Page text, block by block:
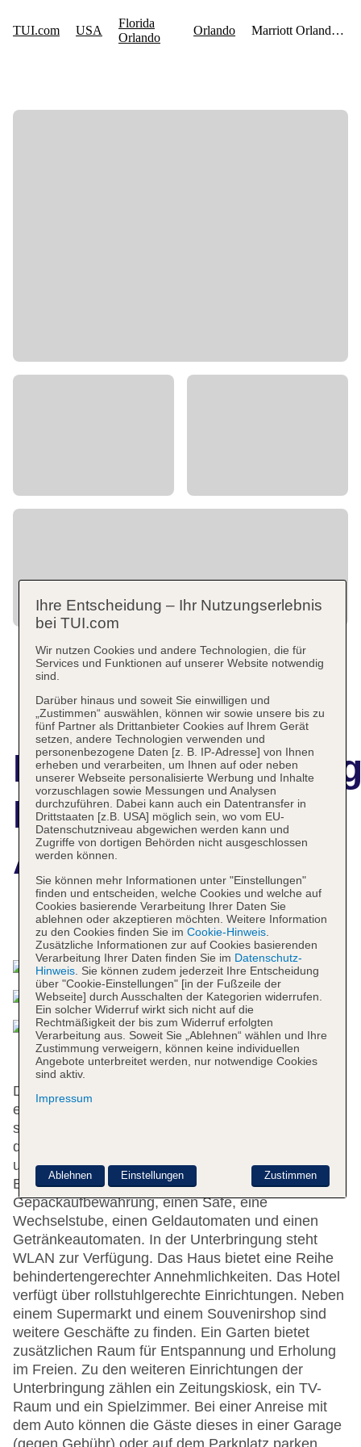
Marriott Orlando
Airport
Das bietet Ihre Unterkunft
Das Hotel bietet 472 Zimmer auf 9 Etagen, die mit
einem Aufzug erreichbar sind. Rund um die Uhr
steht den Gästen englischsprachiges Personal an
der Rezeption mit Tat und Rat zur Seite, das Ein-
und Auschecken ist 24 h am Tag möglich. Die
Einrichtung umfasst eine Garderobe, eine
Gepäckaufbewahrung, einen Safe, eine
Wechselstube, einen Geldautomaten und einen
Getränkeautomaten. In der Unterbringung steht
WLAN zur Verfügung. Das Haus bietet eine Reihe
behindertengerechter Annehmlichkeiten. Das Hotel
verfügt über rollstuhlgerechte Einrichtungen. Neben
einem Supermarkt und einem Souvenirshop sind
weitere Geschäfte zu finden. Ein Garten bietet
zusätzlichen Raum für Entspannung und Erholung
im Freien. Zu den weiteren Einrichtungen der
Unterbringung zählen ein Zeitungskiosk, ein TV-
Raum und ein Spielzimmer. Bei einer Anreise mit
dem Auto können die Gäste dieses in einer Garage
Ihre Entscheidung – Ihr Nutzungserlebnis
bei TUI.com
Wir nutzen Cookies und andere Technologien, die für
Services und Funktionen auf unserer Website notwendig
sind.
Darüber hinaus und soweit Sie einwilligen und
„Zustimmen“ auswählen, können wir sowie unsere bis zu
fünf Partner als Drittanbieter Cookies auf Ihrem Gerät
setzen, andere Technologien verwenden und
personenbezogene Daten [z. B. IP-Adresse] von Ihnen
erheben und verarbeiten, um Ihnen auf oder neben
unserer Webseite personalisierte Werbung und Inhalte
vorzuschlagen sowie Messungen und Analysen
durchzuführen. Dabei kann auch ein Datentransfer in
Drittstaaten [z.B. USA] möglich sein, wo vom EU-
Datenschutzniveau abgewichen werden kann und
Zugriffe von dortigen Behörden nicht ausgeschlossen
werden können.
Sie können mehr Informationen unter "Einstellungen"
finden und entscheiden, welche Cookies und welche auf
Cookies basierende Verarbeitung Ihrer Daten Sie
ablehnen oder akzeptieren möchten. Weitere Information
zu den Cookies finden Sie im Cookie-Hinweis.
Zusätzliche Informationen zur auf Cookies basierenden
Verarbeitung Ihrer Daten finden Sie im Datenschutz-
Hinweis. Sie können zudem jederzeit Ihre Entscheidung
über "Cookie-Einstellungen" [in der Fußzeile der
Webseite] durch Ausschalten der Kategorien widerrufen.
Ein solcher Widerruf wirkt sich nicht auf die
Rechtmäßigkeit der bis zum Widerruf erfolgten
Verarbeitung aus. Soweit Sie „Ablehnen“ wählen und Ihre
Zustimmung verweigern, können keine individuellen
Angebote unterbreitet werden, nur notwendige Cookies
sind aktiv.
Impressum
Zustimmen
Ablehnen Einstellungen